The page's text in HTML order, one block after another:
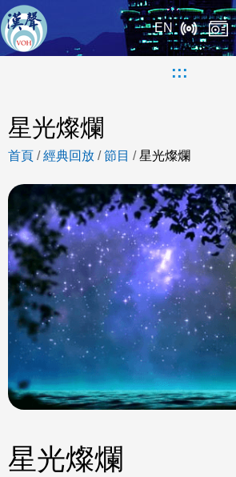
EN
:::
星光燦爛
首頁 /經典回放 /節目 /星光燦爛
星光燦爛